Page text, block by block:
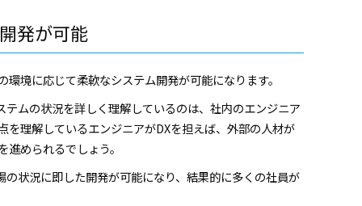
発が可能
境に応じて柔軟なシステム開発が可能になります。
ムの状況を詳しく理解しているのは、社内のエンジニア
を理解しているエンジニアがDXを担えば、外部の人材が
められるでしょう。
状況に即した開発が可能になり、結果的に多くの社員が